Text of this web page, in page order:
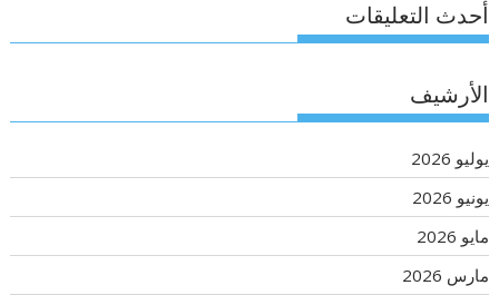
أحدث التعليقات
الأرشيف
يوليو 2026
يونيو 2026
مايو 2026
مارس 2026